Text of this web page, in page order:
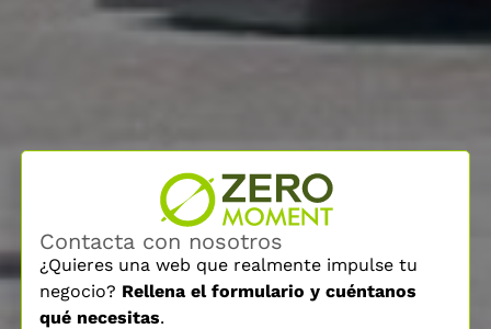
Contacta con nosotros
¿Quieres una web que realmente impulse tu
negocio? Rellena el formulario y cuéntanos
qué necesitas.